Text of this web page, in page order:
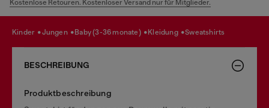
Kostenlose Retouren. Kostenloser Versand nur für Mitglieder.
kinder jungen baby (3-36 monate) kleidung sweatshirts
BESCHREIBUNG
Produktbeschreibung